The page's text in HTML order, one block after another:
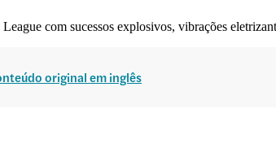
com sucessos explosivos, vibrações
original em inglês